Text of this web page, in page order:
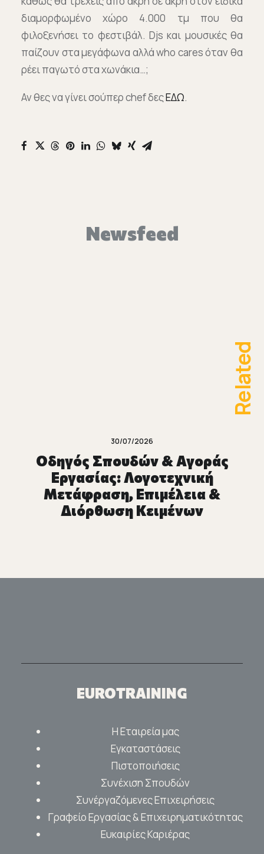
διαμορφωμένο χώρο 4.000 τμ που θα
φιλοξενήσει το φεστιβάλ. Djs και μουσικές θα
παίζουν στα μεγάφωνα αλλά who cares όταν θα
ρέει παγωτό στα χωνάκια…;
Αν θες να γίνει σούπερ chef δεςΕΔΩ.
Newsfeed
30/07/2026
Οδηγός Σπουδών & Αγοράς
Εργασίας: Λογοτεχνική
Μετάφραση, Επιμέλεια &
Διόρθωση Κειμένων
Related
EUROTRAINING
Η Εταιρεία μας
Εγκαταστάσεις
Πιστοποιήσεις
Συνέχιση Σπουδών
Συνέργαζόμενες Επιχειρήσεις
Γραφείο Εργασίας & Επιχειρηματικότητας
Ευκαιρίες Καριέρας